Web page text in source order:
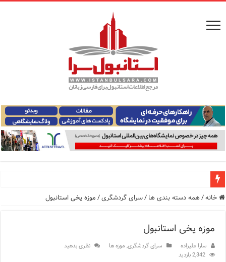
معرفی ۱۶ مسیر برتر کشتی استانبول | راهنمای کامل کشتی‌سواری در بسفر
خانه/همه دسته بندی ها /سرای گردشگری/موزه یخی استانبول
موزه یخی استانبول
سارا علیزاده سرای گردشگری, موزه ها
نظری بدهید
2,342 بازدید